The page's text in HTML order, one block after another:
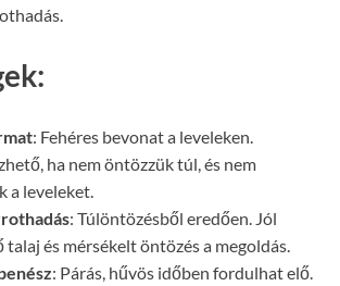
: Fehéres bevonat a leveleken.
ha nem öntözzük túl, és nem
a leveleket.
: Túlöntözésből eredően. Jól
talaj és mérsékelt öntözés a megoldás.
: Párás, hűvös időben fordulhat elő.